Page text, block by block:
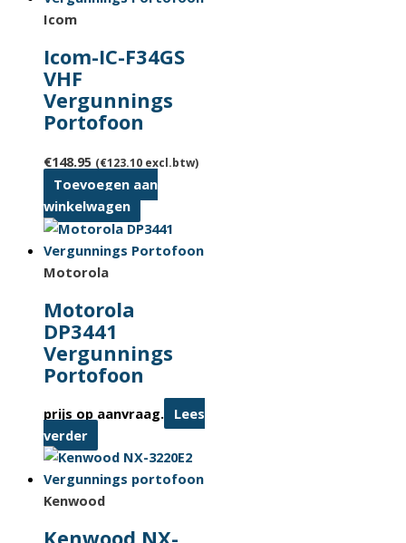
Icom
Icom-IC-F34GS
VHF
Vergunnings
Portofoon
€148.95 (€123.10 excl.btw)
Toevoegen aan
winkelwagen
Motorola
Motorola
DP3441
Vergunnings
Portofoon
prijs op aanvraag. Lees
verder
Kenwood